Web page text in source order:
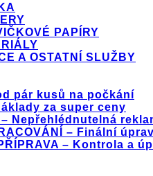
PAPÍRY
A OSTATNÍ SLUŽBY
pár kusů na počkání
za super ceny
– Nepřehlédnutelná
– Finální
– Kontrola a